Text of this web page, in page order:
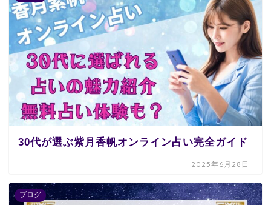
30代が選ぶ紫月香帆オンライン占い完全ガイド
2025年6月28日
ブログ